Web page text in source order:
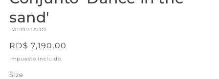
ventana
sand'
IMPORTADO
Precio
habitual
RD$ 7,190.00
Impuesto incluido.
Size